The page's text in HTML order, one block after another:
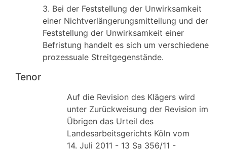
3. Bei der Feststellung der Unwirksamkeit
einer Nichtverlängerungsmitteilung und der
Feststellung der Unwirksamkeit einer
Befristung handelt es sich um verschiedene
prozessuale Streitgegenstände.
Tenor
Auf die Revision des Klägers wird
unter Zurückweisung der Revision im
Übrigen das Urteil des
Landesarbeitsgerichts Köln vom
14. Juli 2011 - 13 Sa 356/11 -